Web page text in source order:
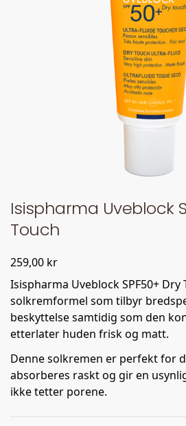
Isispharma Uveblock
Touch
259,00 kr
Isispharma Uveblock SPF50+
solkremformel som tilbyr
beskyttelse samtidig som den
etterlater huden frisk og matt.
Denne solkremen er perfekt for
absorberes raskt og gir en
ikke tetter porene.